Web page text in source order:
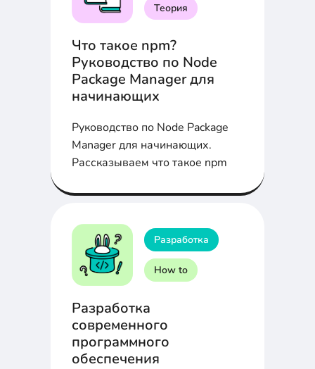
Теория
Что такое npm?
Руководство по Node
Package Manager для
начинающих
Руководство по Node Package
Manager для начинающих.
Рассказываем что такое npm
Разработка
How to
Разработка
современного
программного
обеспечения